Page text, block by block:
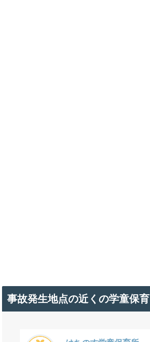
事故発生地点の近くの学童保育